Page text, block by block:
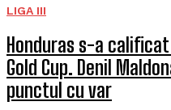
LIGA III
Honduras s-a calificat
Gold Cup. Denil
punctul cu var